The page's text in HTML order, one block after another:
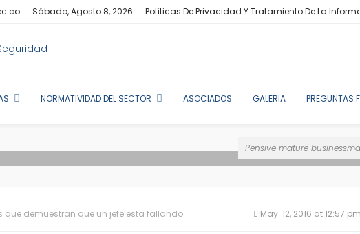
Sábado, Agosto 8, 2026 Políticas De Privacidad Y Tratamiento De La
NORMATIVIDAD DEL SECTOR ASOCIADOS GALERIA PREGUNTAS
Pensive mature
que demuestran que un jefe esta fallando May. 12, 2016 at 12:57 pm